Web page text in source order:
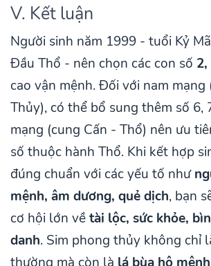
V. Kết luận
Người sinh năm 1999 - tuổi Kỷ
Đầu Thổ - nên chọn các con số
cao vận mệnh. Đối với nam mạng
Thủy), có thể bổ sung thêm số 6,
mạng (cung Cấn - Thổ) nên ưu
số thuộc hành Thổ. Khi kết hợp
đúng chuẩn với các yếu tố như
mệnh, âm dương, quẻ dịch, bạn
cơ hội lớn vềtài lộc, sức khỏe,
danh. Sim phong thủy không chỉ